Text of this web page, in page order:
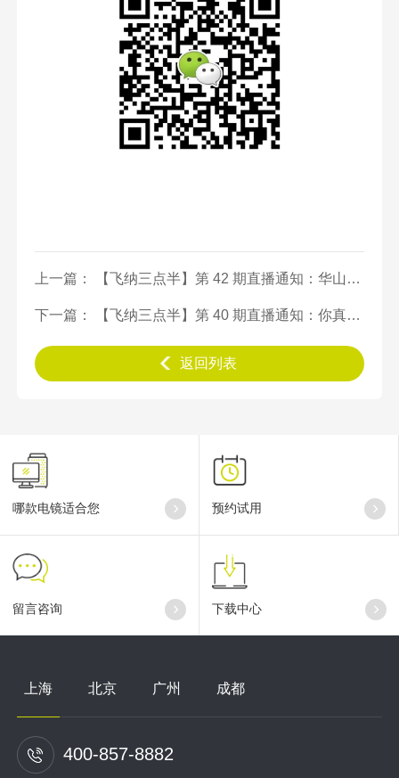
上一篇： 【飞纳三点半】第 42 期直播通知：华山论剑——钨灯丝、CeB6 灯丝和场发射灯丝如何各显神通？
下一篇： 【飞纳三点半】第 40 期直播通知：你真的会选牙刷吗？
返回列表
哪款电镜适合您 预约试用
留言咨询 下载中心
上海 北京 广州 成都
400-857-8882